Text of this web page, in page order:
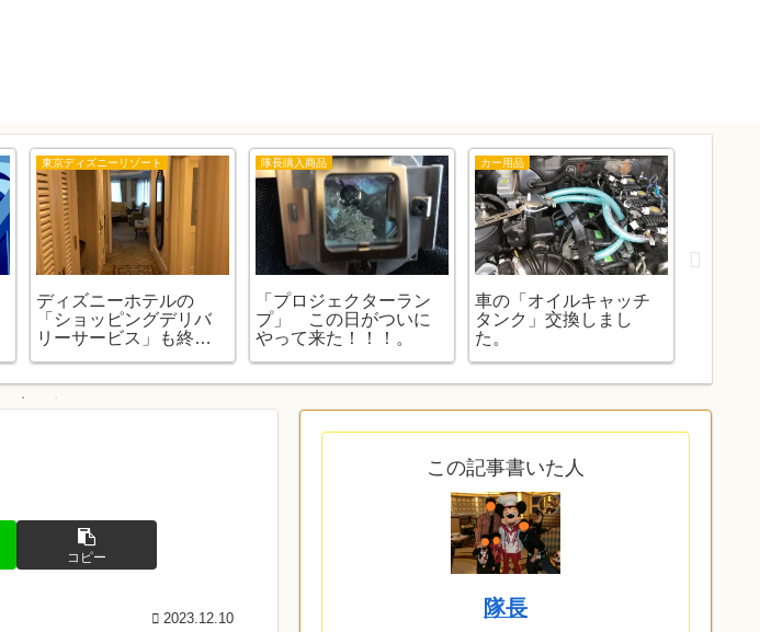
東京ディズニーリゾート
ディズニーホテルの
「ショッピングデリバ
リーサービス」も終了
隊長購入商品
「プロジェクターラン
プ」 この日がついに
やって来た！！！。
カー用品
車の「オイルキャッチ
タンク」交換しまし
た。
コピー
2023.12.10
この記事書いた人
隊長